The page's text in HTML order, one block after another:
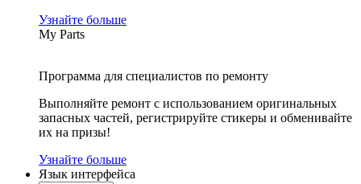
Узнайте больше
My Parts
Программа для специалистов по ремонту
Выполняйте ремонт с использованием оригинальных
запасных частей, регистрируйте стикеры и обменивайте
их на призы!
Узнайте больше
Язык интерфейса